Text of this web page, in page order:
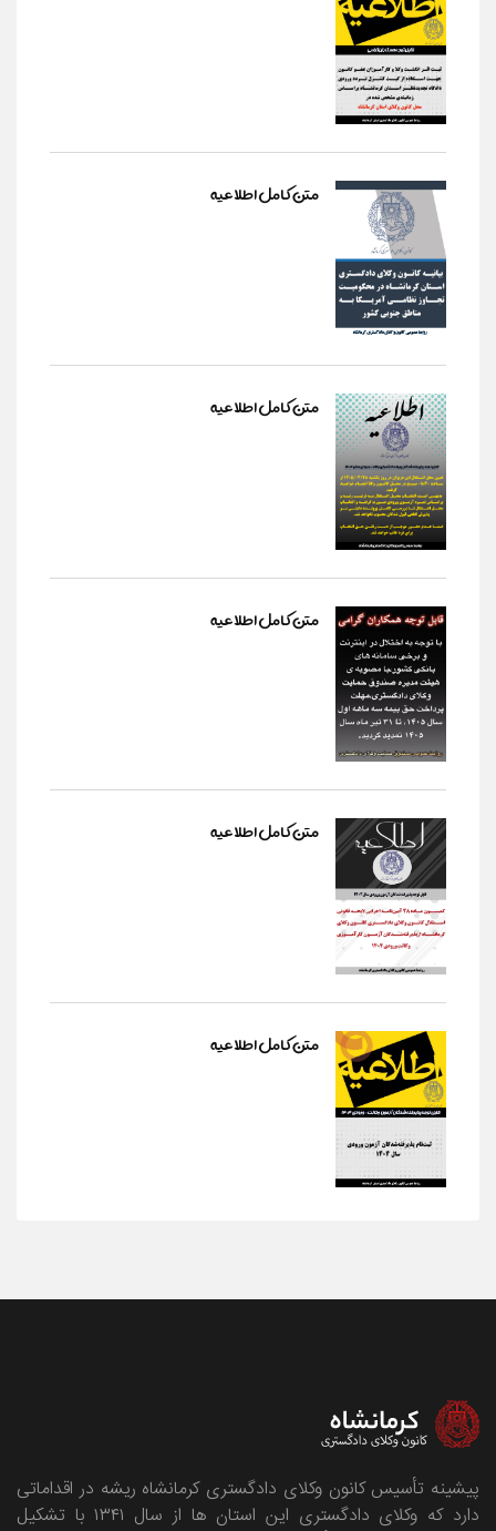
متن کامل اطلاعیه
متن کامل اطلاعیه
متن کامل اطلاعیه
متن کامل اطلاعیه
متن کامل اطلاعیه
پیشینه تأسیس کانون وکلای دادگستری کرمانشاه ریشه در اقداماتی
دارد که وکلای دادگستری این استان ها از سال ۱۳۴۱ با تشکیل